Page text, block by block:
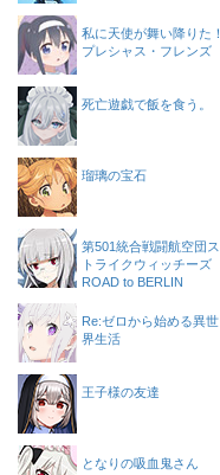
私に天使が舞い降りた！
プレシャス・フレンズ
死亡遊戯で飯を食う。
瑠璃の宝石
第501統合戦闘航空団ス
トライクウィッチーズ
ROAD to BERLIN
Re:ゼロから始める異世
界生活
王子様の友達
となりの吸血鬼さん